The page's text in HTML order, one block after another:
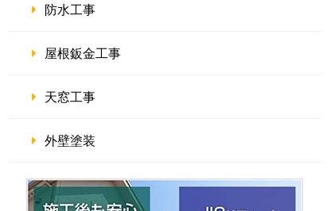
防水工事
屋根鈑金工事
天窓工事
外壁塗装